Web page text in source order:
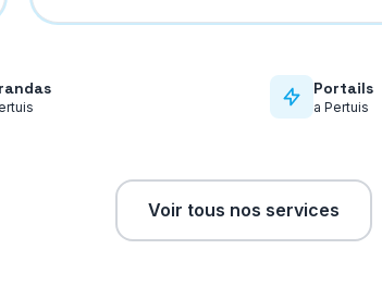
Portails
a Pertuis
Voir tous nos services